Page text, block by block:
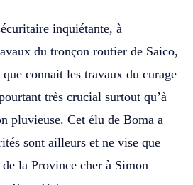
inquiétante, à
du tronçon routier de Saico,
connait les travaux du curage
très crucial surtout qu’à
pluvieuse. Cet élu de Boma a
sont ailleurs et ne vise que
la Province cher à Simon